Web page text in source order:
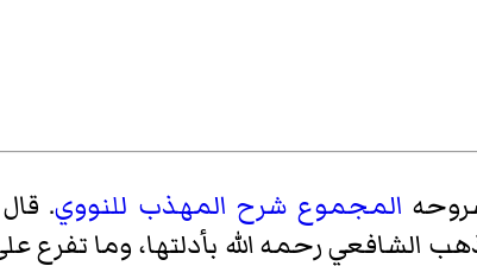
المجموع شرح المهذب للنووي. قال
الشافعي رحمه الله بأدلتها، وما تفرع